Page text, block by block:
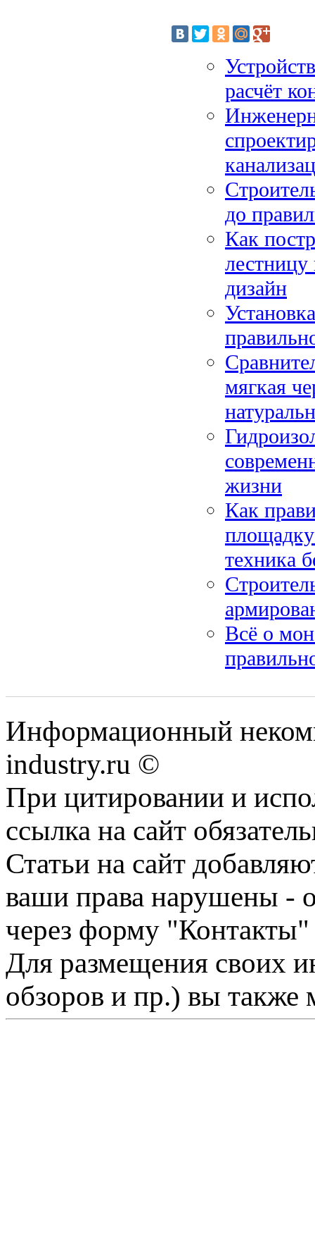
расчёт
до
Как
лестницу
дизайн
мягкая
жизни
Как
техника
Всё о
Информационный
industry.ru ©
При цитировании и
ссылка на сайт
Статьи на сайт
ваши права нарушены -
через форму "Контакты"
Для размещения своих
обзоров и пр.) вы также